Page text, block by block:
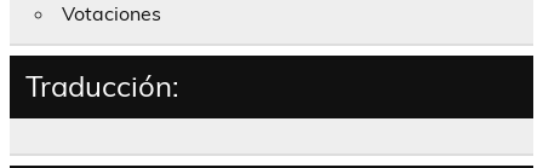
Votaciones
Traducción: